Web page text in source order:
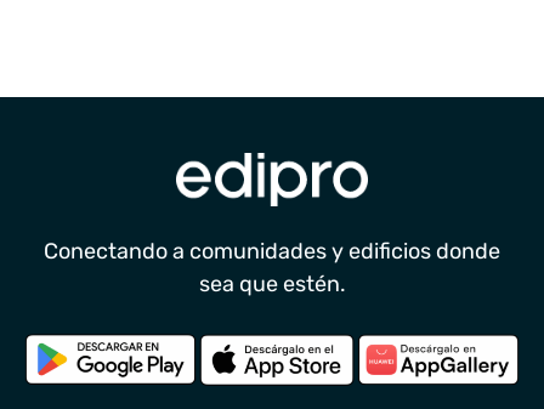
Conectando a comunidades y edificios donde
sea que estén.